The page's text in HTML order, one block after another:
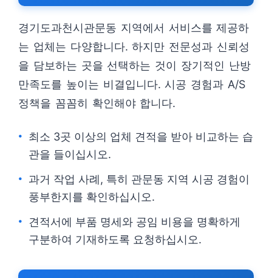
경기도과천시관문동 지역에서 서비스를 제공하
는 업체는 다양합니다. 하지만 전문성과 신뢰성
을 담보하는 곳을 선택하는 것이 장기적인 난방
만족도를 높이는 비결입니다. 시공 경험과 A/S
정책을 꼼꼼히 확인해야 합니다.
최소 3곳 이상의 업체 견적을 받아 비교하는 습
관을 들이십시오.
과거 작업 사례, 특히 관문동 지역 시공 경험이
풍부한지를 확인하십시오.
견적서에 부품 명세와 공임 비용을 명확하게
구분하여 기재하도록 요청하십시오.